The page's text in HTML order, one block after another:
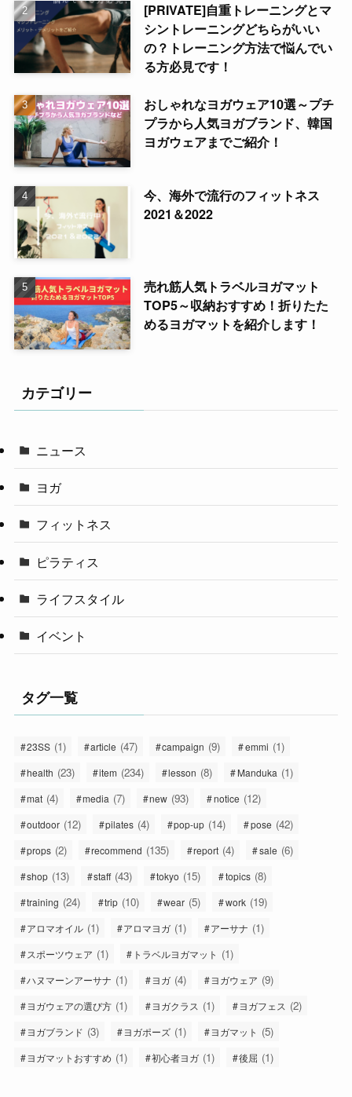
[PRIVATE]自重トレーニングとマ
シントレーニングどちらがいい
の？トレーニング方法で悩んでい
る方必見です！
おしゃれなヨガウェア10選～プチ
プラから人気ヨガブランド、韓国
ヨガウェアまでご紹介！
今、海外で流行のフィットネス
2021＆2022
売れ筋人気トラベルヨガマット
TOP5～収納おすすめ！折りたた
めるヨガマットを紹介します！
カテゴリー
ニュース
ヨガ
フィットネス
ピラティス
ライフスタイル
イベント
タグ一覧
23SS (1) article (47) campaign (9) emmi (1)
health (23) item (234) lesson (8) Manduka (1)
mat (4) media (7) new (93) notice (12)
outdoor (12) pilates (4) pop-up (14) pose (42)
props (2) recommend (135) report (4) sale (6)
shop (13) staff (43) tokyo (15) topics (8)
training (24) trip (10) wear (5) work (19)
アロマオイル (1) アロマヨガ (1) アーサナ (1)
スポーツウェア (1) トラベルヨガマット (1)
ハヌマーンアーサナ (1) ヨガ (4) ヨガウェア (9)
ヨガウェアの選び方 (1) ヨガクラス (1) ヨガフェス (2)
ヨガブランド (3) ヨガポーズ (1) ヨガマット (5)
ヨガマットおすすめ (1) 初心者ヨガ (1) 後屈 (1)